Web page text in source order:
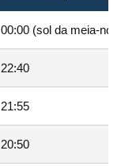
00:00 (sol da meia-
22:40
21:55
20:50